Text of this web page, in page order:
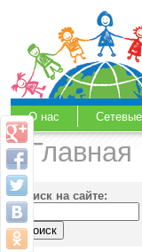
О нас
Главная
Поиск на сайте: